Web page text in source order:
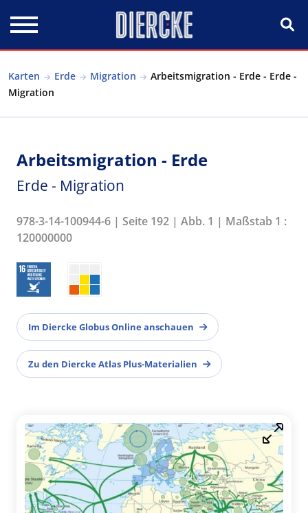
Karten Erde Migration
Arbeitsmigration - Erde - Erde -
Migration
Arbeitsmigration - Erde
Erde - Migration
978-3-14-100944-6 | Seite 192 | Abb. 1 | Maßstab 1 :
120000000
Im Diercke Globus Online anschauen
Zu den Diercke Atlas Plus-Materialien